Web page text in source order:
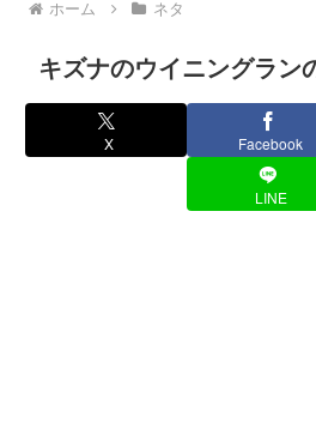
ホーム ネタ
キズナのウイニングラン
X Facebook
LINE